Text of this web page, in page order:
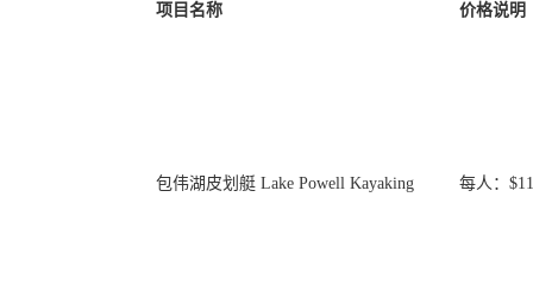
项目名称 价格说明
包伟湖皮划艇 Lake Powell Kayaking 每人：